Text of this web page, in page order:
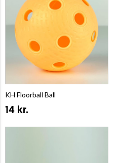
KH Floorball Ball
14 kr.